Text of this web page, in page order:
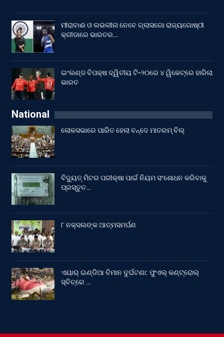
ମୀରାବାଈ ଓ ଲଭଲୀନା ନେବେ ଗ୍ଲାସଗୋ ରାଜ୍ୟଗୋଷ୍ଠୀ
କ୍ରୀଡାରେ ଭାରତର…
ଇଂଲଣ୍ଡ ବିପକ୍ଷ ଦ୍ୱିତୀୟ ଟି-୨୦ରେ ୪ ୱିକେଟ୍‌ରେ ହାରିଲା
ଭାରତ
National
ଲୋକସଭାରେ ପାରିତ ହେଲା ବନ୍ଦେ ମାତରମ୍‌ ବିଲ୍‌
ବିଦ୍ୟୁତ୍ ମିଟର ପରୀକ୍ଷା ପାଇଁ ନିୟମ ସଂଶୋଧନ କରିବାକୁ
ପ୍ରସ୍ତୁତ…
୮ ନକ୍ସଲଙ୍କ ଆତ୍ମସମର୍ପଣ
ଏୟାର୍ ଇଣ୍ଡିଆ ବିମାନ ଦୁର୍ଘଟଣା: ଫୁଏଲ୍‌ କଣ୍ଟ୍ରୋଲ୍‌
ସ୍ବିଚ୍‌ରେ …